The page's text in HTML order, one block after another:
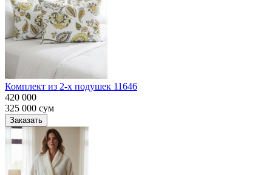
Комплект из 2-х подушек 11646
420 000
325 000 сум
Заказать